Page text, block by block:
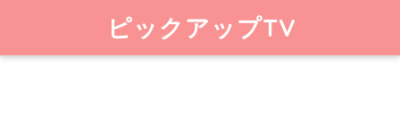
ピックアップTV